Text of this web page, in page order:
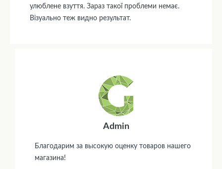
улюблене взуття. Зараз такої проблеми немає.
Візуально теж видно результат.
Admin
Благодарим за высокую оценку товаров нашего
магазина!